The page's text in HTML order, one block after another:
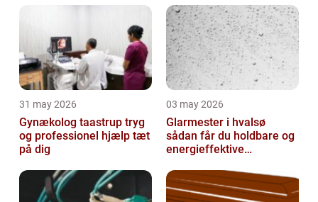
31 may 2026
Gynækolog taastrup tryg
og professionel hjælp tæt
på dig
03 may 2026
Glarmester i hvalsø
sådan får du holdbare og
energieffektive